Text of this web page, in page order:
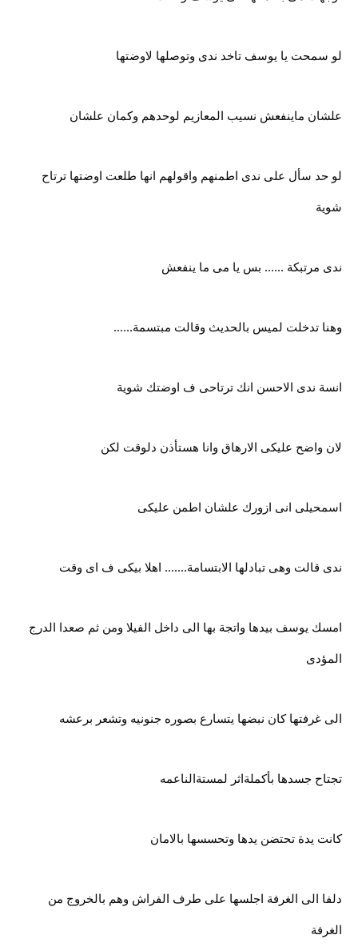
لو سمحت يا يوسف تاخد ندى وتوصلها لاوضتها
علشان ماينفعش نسيب المعازيم لوحدهم وكمان علشان
لو حد سأل على ندى اطمنهم واقولهم انها طلعت اوضتها ترتاح
شوية
ندى مرتبكة ...... بس يا مى ما ينفعش
وهنا تدخلت لميس بالحديث وقالت مبتسمة......
انسة ندى الاحسن انك ترتاحى ف اوضتك شوية
لان واضح عليكى الارهاق وانا هستأذن دلوقت لكن
اسمحيلى انى ازورك علشان اطمن عليكى
ندى قالت وهى تبادلها الابتسامة....... اهلا بيكى ف اى وقت
امسك يوسف بيدها واتجة بها الى داخل الفيلا ومن ثم صعدا الدرج
المؤدى
الى غرفتها كان نبضها يتسارع بصوره جنونيه وتشعر برعشه
تجتاح جسدها بأكملةاثر لمستةالناعمه
كانت يدة تحتضن يدها وتحسسها بالامان
دلفا الى الغرفة اجلسها على طرف الفراش وهم بالخروج من
الغرفة